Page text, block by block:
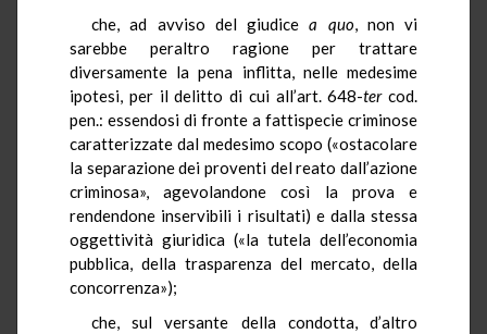
che, ad avviso del giudicea quo, non vi
sarebbe peraltro ragione per trattare
diversamente la pena inflitta, nelle medesime
ipotesi, per il delitto di cui all’art. 648-tercod.
pen.: essendosi di fronte a fattispecie criminose
caratterizzate dal medesimo scopo («ostacolare
la separazione dei proventi del reato dall’azione
criminosa», agevolandone così la prova e
rendendone inservibili i risultati) e dalla stessa
oggettività giuridica («la tutela dell’economia
pubblica, della trasparenza del mercato, della
concorrenza»);
che, sul versante della condotta, d’altro